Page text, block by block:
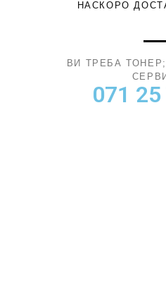
НАСКОРО
ВИ ТРЕБА
071